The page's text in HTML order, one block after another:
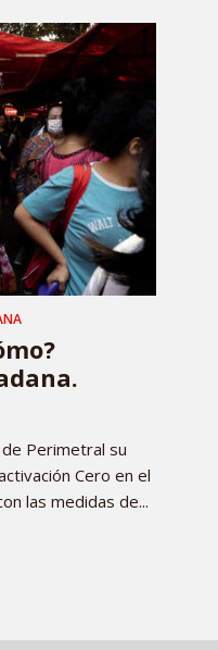
Perimetral su
Cero en el
las medidas de...